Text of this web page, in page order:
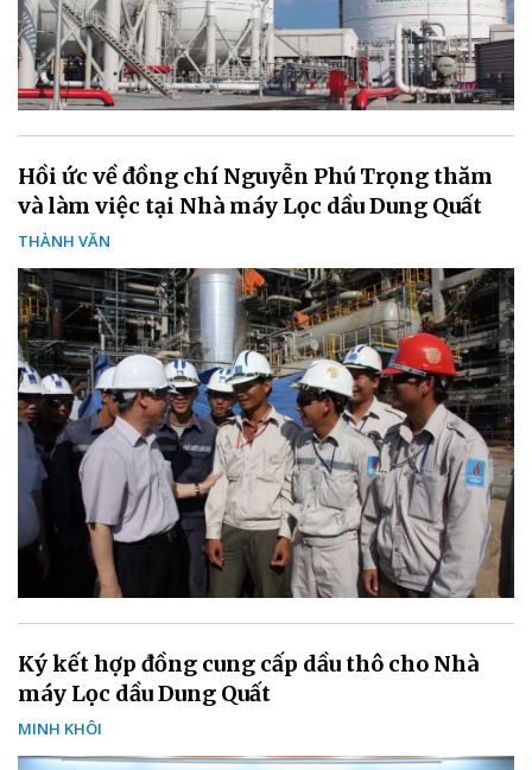
Hồi ức về đồng chí Nguyễn Phú Trọng thăm
và làm việc tại Nhà máy Lọc dầu Dung Quất
THÀNH VĂN
Ký kết hợp đồng cung cấp dầu thô cho Nhà
máy Lọc dầu Dung Quất
MINH KHÔI